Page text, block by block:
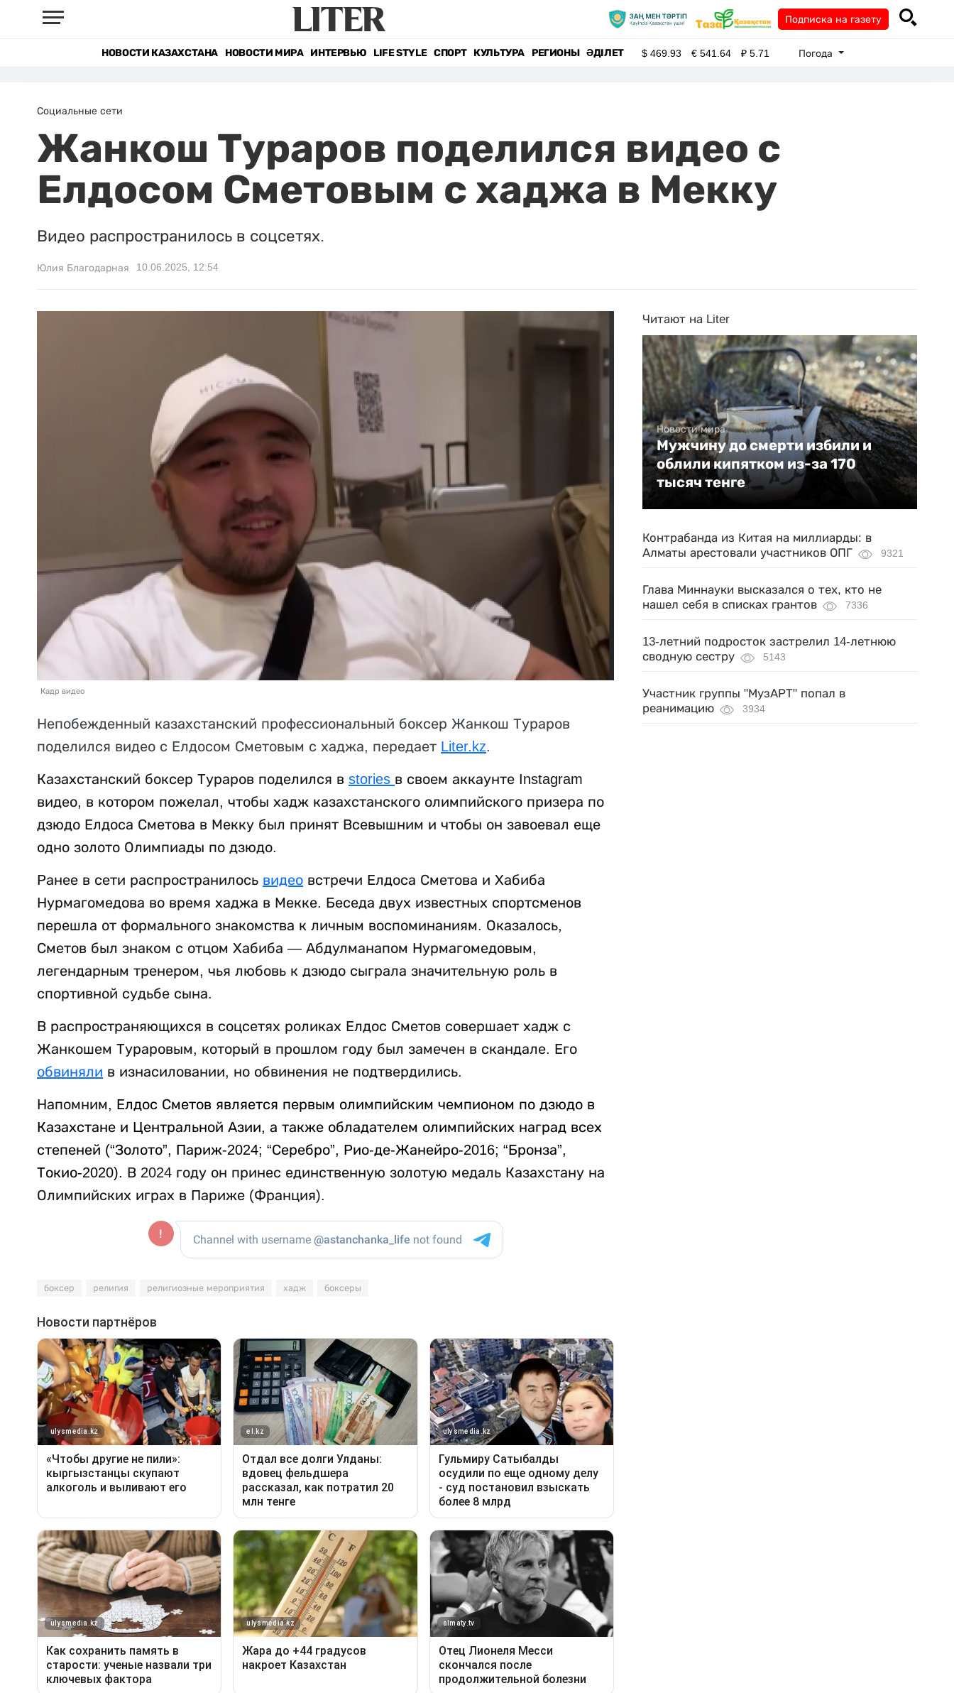
Подписка на газету
НОВОСТИ КАЗАХСТАНА НОВОСТИ МИРА ИНТЕРВЬЮ LIFE STYLE СПОРТ КУЛЬТУРА РЕГИОНЫ ӘДІЛЕТ $469.93 €541.64 ₽5.71 Погода
Социальные сети
Жанкош Тураров поделился видео с
Елдосом Сметовым с хаджа в Мекку
Видео распространилось в соцсетях.
Юлия Благодарная 10.06.2025, 12:54
Кадр видео
Непобежденный казахстанский профессиональный боксер Жанкош Тураров
поделился видео с Елдосом Сметовым с хаджа, передает Liter. kz.
Казахстанский боксер Тураров поделился в stories в своем аккаунте Instagram
видео, в котором пожелал, чтобы хадж казахстанского олимпийского призера по
дзюдо Елдоса Сметова в Мекку был принят Всевышним и чтобы он завоевал еще
одно золото Олимпиады по дзюдо.
Ранее в сети распространилось видео встречи Елдоса Сметова и Хабиба
Нурмагомедова во время хаджа в Мекке. Беседа двух известных спортсменов
перешла от формального знакомства к личным воспоминаниям. Оказалось,
Сметов был знаком с отцом Хабиба — Абдулманапом Нурмагомедовым,
легендарным тренером, чья любовь к дзюдо сыграла значительную роль в
спортивной судьбе сына.
В распространяющихся в соцсетях роликах Елдос Сметов совершает хадж с
Жанкошем Тураровым, который в прошлом году был замечен в скандале. Его
обвиняли в изнасиловании, но обвинения не подтвердились.
Напомним, Елдос Сметов является первым олимпийским чемпионом по дзюдо в
Казахстане и Центральной Азии, а также обладателем олимпийских наград всех
степеней (“Золото”, Париж-2024; “Серебро”, Рио-де-Жанейро-2016; “Бронза”,
Токио-2020). В 2024 году он принес единственную золотую медаль Казахстану на
Олимпийских играх в Париже (Франция).
боксер религия религиозные мероприятия хадж боксеры
Читают на Liter
Новости мира
Мужчину до смерти избили и
облили кипятком из-за 170
тысяч тенге
Контрабанда из Китая на миллиарды: в
Алматы арестовали участников ОПГ
9321
Глава Миннауки высказался о тех, кто не
нашел себя в списках грантов
7336
13-летний подросток застрелил 14-летнюю
сводную сестру
5143
Участник группы "МузАРТ" попал в
реанимацию
3934